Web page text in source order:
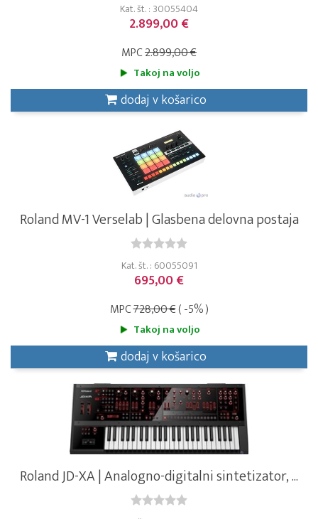
Kat. št. : 30055404
2.899,00 €
MPC2.899,00 €
Takoj na voljo
dodaj v košarico
Roland MV-1 Verselab | Glasbena delovna postaja
Kat. št. : 60055091
695,00 €
MPC728,00 €( -5% )
Takoj na voljo
dodaj v košarico
Roland JD-XA | Analogno-digitalni sintetizator, ...